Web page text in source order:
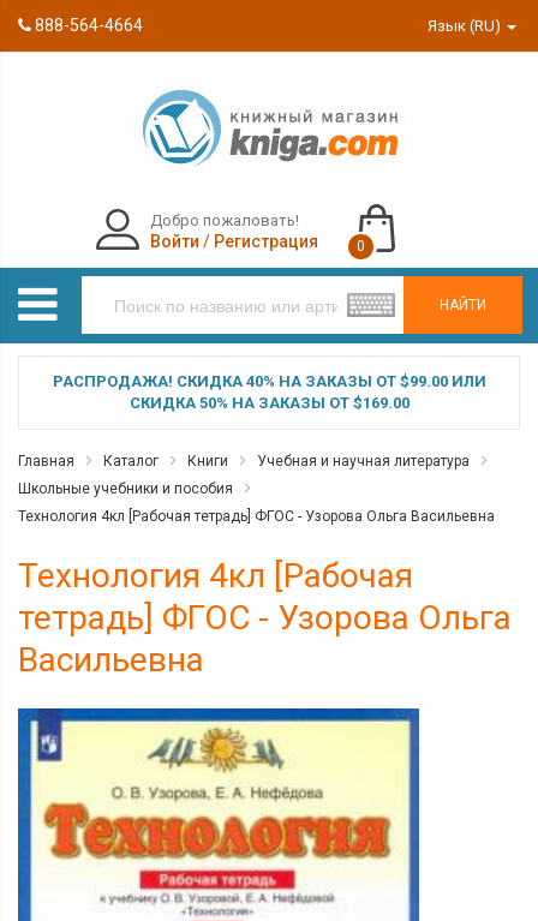
888-564-4664 Язык (RU)
НАЙТИ
Добро пожаловать!
Войти / Регистрация 0
РАСПРОДАЖА! СКИДКА 40% НА ЗАКАЗЫ ОТ $99.00 ИЛИ
СКИДКА 50% НА ЗАКАЗЫ ОТ $169.00
Главная Каталог Книги
Учебная и научная литература
Школьные учебники и пособия
Технология 4кл [Рабочая тетрадь] ФГОС - Узорова Ольга Васильевна
Технология 4кл [Рабочая
тетрадь] ФГОС - Узорова Ольга
Васильевна